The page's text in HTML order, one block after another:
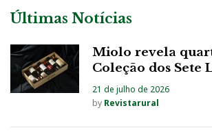
Últimas Notícias
Miolo revela
Coleção dos Sete
21 de julho de 2026
by Revistarural